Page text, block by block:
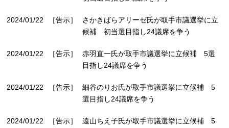
2024/01/22 ［告示］
さかきばらアリーゼ氏が取手市議選挙に立
候補 初当選目指し24議席を争う
2024/01/22 ［告示］
赤羽直一氏が取手市議選挙に立候補 5選
目指し24議席を争う
2024/01/22 ［告示］
細谷のりお氏が取手市議選挙に立候補 5
選目指し24議席を争う
2024/01/22 ［告示］
遠山ちえ子氏が取手市議選挙に立候補 5